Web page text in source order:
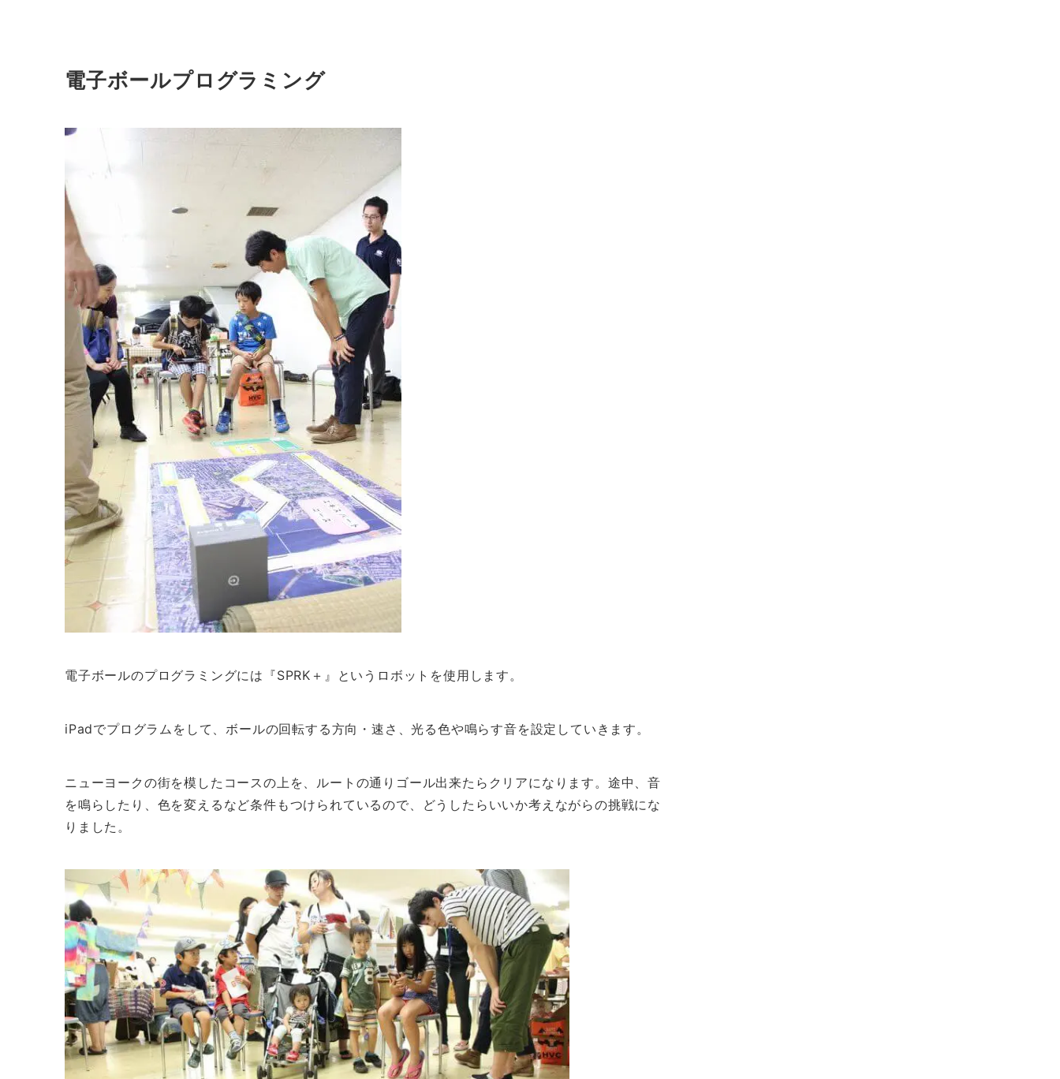
電子ボールプログラミング
電子ボールのプログラミングには『SPRK＋』というロボットを使用します。
iPadでプログラムをして、ボールの回転する方向・速さ、光る色や鳴らす音を設定していきます。
ニューヨークの街を模したコースの上を、ルートの通りゴール出来たらクリアになります。途中、音
を鳴らしたり、色を変えるなど条件もつけられているので、どうしたらいいか考えながらの挑戦にな
りました。